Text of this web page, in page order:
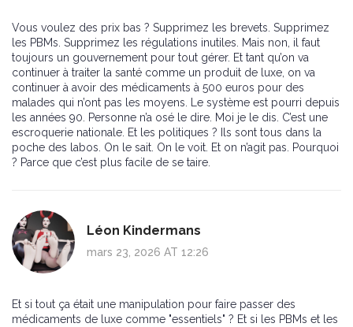
Vous voulez des prix bas ? Supprimez les brevets. Supprimez
les PBMs. Supprimez les régulations inutiles. Mais non, il faut
toujours un gouvernement pour tout gérer. Et tant qu’on va
continuer à traiter la santé comme un produit de luxe, on va
continuer à avoir des médicaments à 500 euros pour des
malades qui n’ont pas les moyens. Le système est pourri depuis
les années 90. Personne n’a osé le dire. Moi je le dis. C’est une
escroquerie nationale. Et les politiques ? Ils sont tous dans la
poche des labos. On le sait. On le voit. Et on n’agit pas. Pourquoi
? Parce que c’est plus facile de se taire.
Léon Kindermans
mars 23, 2026 AT 12:26
Et si tout ça était une manipulation pour faire passer des
médicaments de luxe comme "essentiels" ? Et si les PBMs et les